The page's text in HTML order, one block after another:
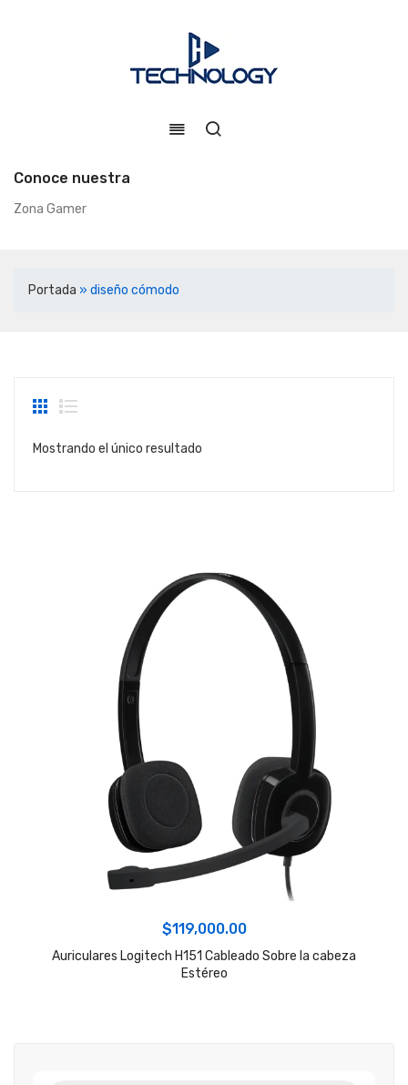
Conoce nuestra
Zona Gamer
Portada » diseño cómodo
Mostrando el único resultado
$119,000.00
Auriculares Logitech H151 Cableado Sobre la cabeza
Estéreo